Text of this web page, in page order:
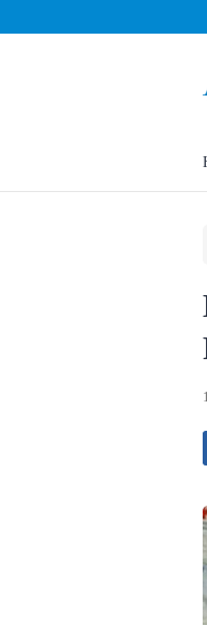
Ahmad Rizky Minta